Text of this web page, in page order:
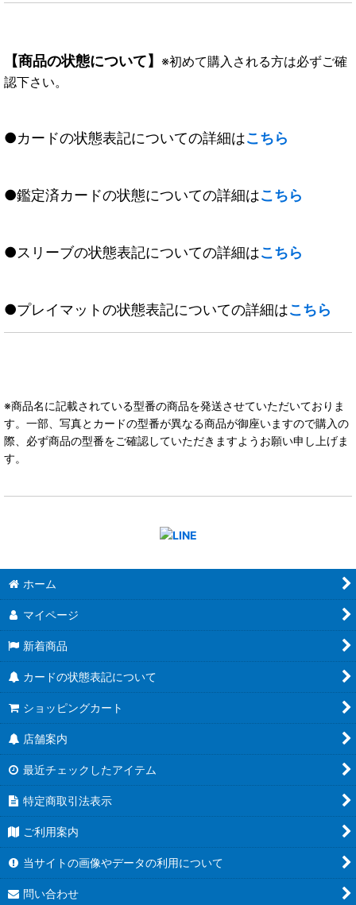
【商品の状態について】 ※初めて購入される方は必ずご確
認下さい。
●カードの状態表記についての詳細はこちら
●鑑定済カードの状態についての詳細はこちら
●スリーブの状態表記についての詳細はこちら
●プレイマットの状態表記についての詳細はこちら
※商品名に記載されている型番の商品を発送させていただいておりま
す。一部、写真とカードの型番が異なる商品が御座いますので購入の
際、必ず商品の型番をご確認していただきますようお願い申し上げま
す。
ホーム
マイページ
新着商品
カードの状態表記について
ショッピングカート
店舗案内
最近チェックしたアイテム
特定商取引法表示
ご利用案内
当サイトの画像やデータの利用について
問い合わせ